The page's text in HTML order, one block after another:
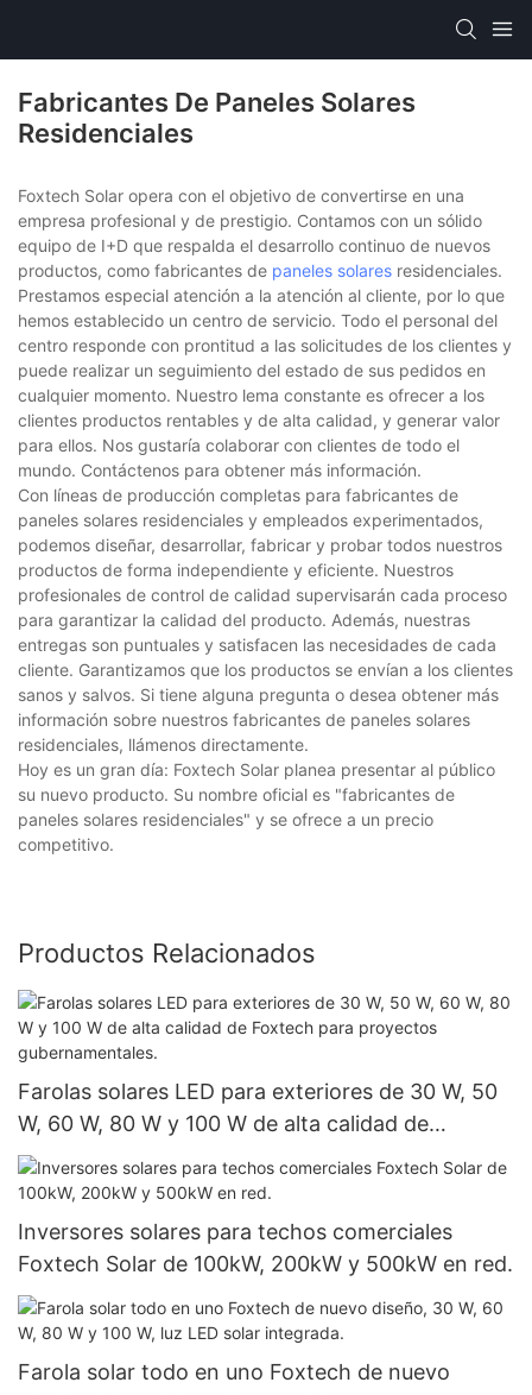
Fabricantes De Paneles Solares
Residenciales
Foxtech Solar opera con el objetivo de convertirse en una
empresa profesional y de prestigio. Contamos con un sólido
equipo de I+D que respalda el desarrollo continuo de nuevos
productos, como fabricantes de paneles solares residenciales.
Prestamos especial atención a la atención al cliente, por lo que
hemos establecido un centro de servicio. Todo el personal del
centro responde con prontitud a las solicitudes de los clientes y
puede realizar un seguimiento del estado de sus pedidos en
cualquier momento. Nuestro lema constante es ofrecer a los
clientes productos rentables y de alta calidad, y generar valor
para ellos. Nos gustaría colaborar con clientes de todo el
mundo. Contáctenos para obtener más información.
Con líneas de producción completas para fabricantes de
paneles solares residenciales y empleados experimentados,
podemos diseñar, desarrollar, fabricar y probar todos nuestros
productos de forma independiente y eficiente. Nuestros
profesionales de control de calidad supervisarán cada proceso
para garantizar la calidad del producto. Además, nuestras
entregas son puntuales y satisfacen las necesidades de cada
cliente. Garantizamos que los productos se envían a los clientes
sanos y salvos. Si tiene alguna pregunta o desea obtener más
información sobre nuestros fabricantes de paneles solares
residenciales, llámenos directamente.
Hoy es un gran día: Foxtech Solar planea presentar al público
su nuevo producto. Su nombre oficial es "fabricantes de
paneles solares residenciales" y se ofrece a un precio
competitivo.
Productos Relacionados
Farolas solares LED para exteriores de 30 W, 50
W, 60 W, 80 W y 100 W de alta calidad de
Foxtech para proyectos gubernamentales.
Inversores solares para techos comerciales
Foxtech Solar de 100kW, 200kW y 500kW en red.
Farola solar todo en uno Foxtech de nuevo